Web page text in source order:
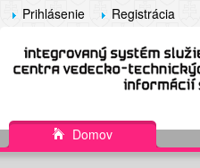
Prihlásenie Registrácia
Domov